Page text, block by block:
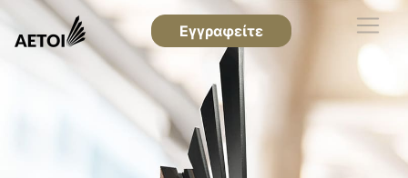
Εγγραφείτε